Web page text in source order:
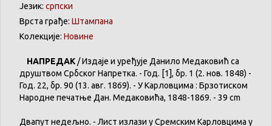
Језик: српски
Врста грађе: Штампана
Колекције: Новине
НАПРЕДАК /Издаје и уређује Данило Медаковић са
друштвом СрбскогНапретка. - Год. [1], бр. 1 (2. нов. 1848) -
Год. 22, бр. 90 (13. авг. 1869). - УКарловцима : Брзотиском
Народне печатње Дан. Медаковића, 1848-1869. - 39 cm
Двапут недељно. - Лист излази уСремским Карловцима у